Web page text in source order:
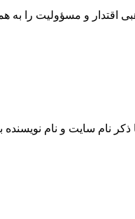
نام سایت و نام نویسنده